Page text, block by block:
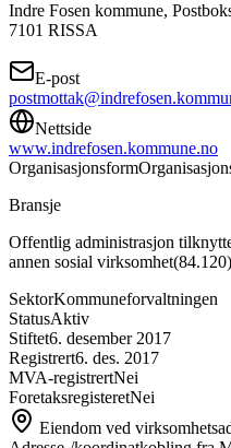
Indre Fosen kommune,
7101 RISSA
E-post
Nettside
www.indrefosen.kommune.no
Organisasjonsform
Bransje
Offentlig administrasjon
annen sosial virksomhet(84.120)
SektorKommuneforvaltningen
StatusAktiv
Stiftet6. desember 2017
Registrert6. des. 2017
MVA-registrertNei
ForetaksregisteretNei
Eiendom ved